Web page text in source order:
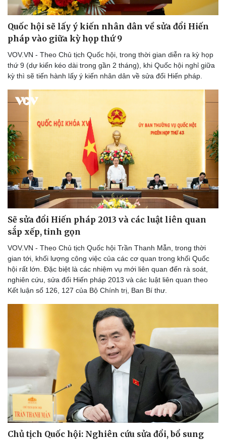
Tư vấn luật
Phân tích
Quốc hội sẽ lấy ý kiến nhân dân về sửa đổi Hiến
pháp vào giữa kỳ họp thứ 9
VOV.VN - Theo Chủ tịch Quốc hội, trong thời gian diễn ra kỳ họp
thứ 9 (dự kiến kéo dài trong gần 2 tháng), khi Quốc hội nghỉ giữa
kỳ thì sẽ tiến hành lấy ý kiến nhân dân về sửa đổi Hiến pháp.
Sẽ sửa đổi Hiến pháp 2013 và các luật liên quan
sắp xếp, tinh gọn
VOV.VN - Theo Chủ tịch Quốc hội Trần Thanh Mẫn, trong thời
gian tới, khối lượng công việc của các cơ quan trong khối Quốc
hội rất lớn. Đặc biệt là các nhiệm vụ mới liên quan đến rà soát,
nghiên cứu, sửa đổi Hiến pháp 2013 và các luật liên quan theo
Kết luận số 126, 127 của Bộ Chính trị, Ban Bí thư.
Chủ tịch Quốc hội: Nghiên cứu sửa đổi, bổ sung